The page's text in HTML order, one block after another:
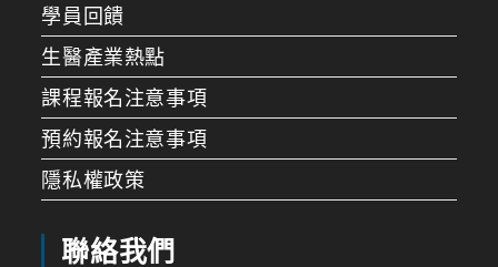
學員回饋
生醫產業熱點
課程報名注意事項
預約報名注意事項
隱私權政策
聯絡我們